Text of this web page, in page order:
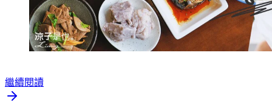
繼續閱讀